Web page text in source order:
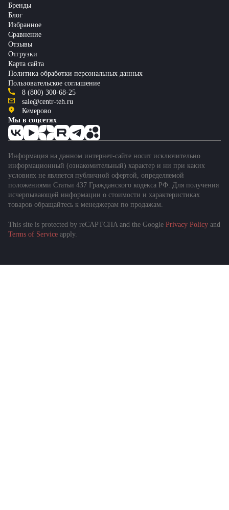
Бренды
Блог
Избранное
Сравнение
Отзывы
Отгрузки
Карта сайта
Политика обработки персональных данных
Пользовательское соглашение
8 (800) 300-68-25
sale@centr-teh.ru
Кемерово
Мы в соцсетях
Информация на данном интернет-сайте носит исключительно
информационный (ознакомительный) характер и ни при каких
условиях не является публичной офертой, определяемой
положениями Статьи 437 Гражданского кодекса РФ. Для получения
исчерпывающей информации о стоимости и характеристиках
товаров обращайтесь к менеджерам по продажам.
This site is protected by reCAPTCHA and the Google Privacy Policy and
Terms of Service apply.